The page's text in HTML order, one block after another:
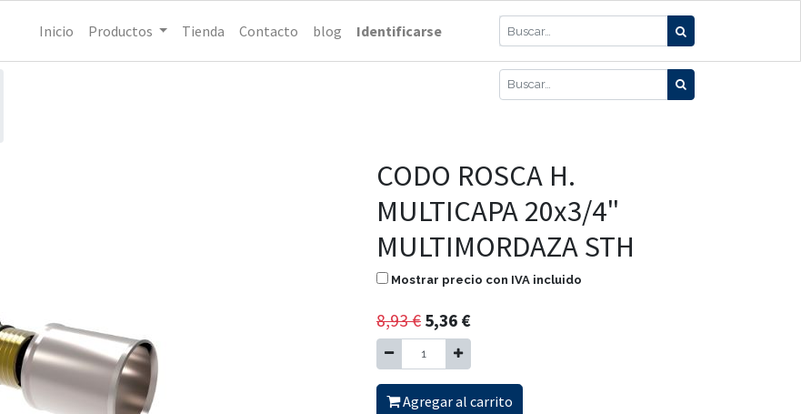
Inicio Productos Tienda Contacto blog Identificarse
CODO ROSCA H.
MULTICAPA 20x3/4"
MULTIMORDAZA STH
Mostrar precio con IVA incluido
8,93€ 5,36 €
Agregar al carrito